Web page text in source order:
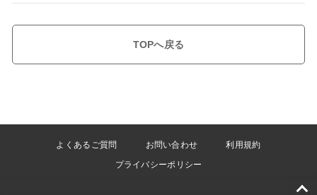
TOPへ戻る
よくあるご質問 お問い合わせ
利用規約
プライバシーポリシー